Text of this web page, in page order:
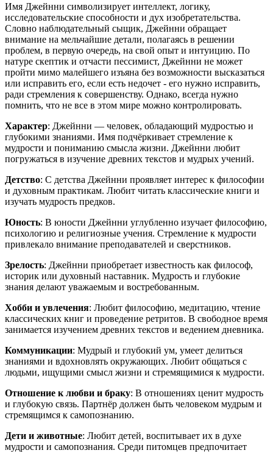
Имя Джейнни символизирует интеллект, логику,
исследовательские способности и дух изобретательства.
Словно наблюдательный сыщик, Джейнни обращает
внимание на мельчайшие детали, полагаясь в решении
проблем, в первую очередь, на свой опыт и интуицию. По
натуре скептик и отчасти пессимист, Джейнни не может
пройти мимо малейшего изъяна без возможности высказаться
или исправить его, если есть недочет - его нужно исправить,
ради стремления к совершенству. Однако, всегда нужно
помнить, что не все в этом мире можно контролировать.
Характер: Джейнни — человек, обладающий мудростью и
глубокими знаниями. Имя подчёркивает стремление к
мудрости и пониманию смысла жизни. Джейнни любит
погружаться в изучение древних текстов и мудрых учений.
Детство: С детства Джейнни проявляет интерес к философии
и духовным практикам. Любит читать классические книги и
изучать мудрость предков.
Юность: В юности Джейнни углубленно изучает философию,
психологию и религиозные учения. Стремление к мудрости
привлекало внимание преподавателей и сверстников.
Зрелость: Джейнни приобретает известность как философ,
историк или духовный наставник. Мудрость и глубокие
знания делают уважаемым и востребованным.
Хобби и увлечения: Любит философию, медитацию, чтение
классических книг и проведение ретритов. В свободное время
занимается изучением древних текстов и ведением дневника.
Коммуникации: Мудрый и глубокий ум, умеет делиться
знаниями и вдохновлять окружающих. Любит общаться с
людьми, ищущими смысл жизни и стремящимися к мудрости.
Отношение к любви и браку: В отношениях ценит мудрость
и глубокую связь. Партнёр должен быть человеком мудрым и
стремящимся к самопознанию.
Дети и животные: Любит детей, воспитывает их в духе
мудрости и самопознания. Среди питомцев предпочитает